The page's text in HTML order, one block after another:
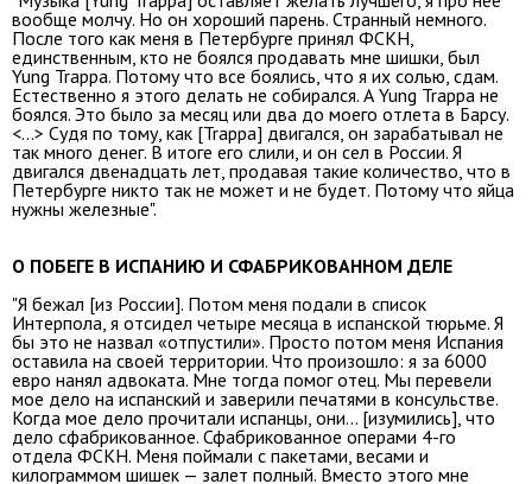
вообще молчу. Но он хороший парень. Странный немного.
После того как меня в Петербурге принял ФСКН,
единственным, кто не боялся продавать мне шишки, был
Yung Trappa. Потому что все боялись, что я их солью, сдам.
Естественно я этого делать не собирался. А Yung Trappa не
боялся. Это было за месяц или два до моего отлета в Барсу.
<...> Судя по тому, как [Trappa] двигался, он зарабатывал не
так много денег. В итоге его слили, и он сел в России. Я
двигался двенадцать лет, продавая такие количество, что в
Петербурге никто так не может и не будет. Потому что яйца
нужны железные".
О ПОБЕГЕ В ИСПАНИЮ И СФАБРИКОВАННОМ ДЕЛЕ
"Я бежал [из России]. Потом меня подали в список
Интерпола, я отсидел четыре месяца в испанской тюрьме. Я
бы это не назвал «отпустили». Просто потом меня Испания
оставила на своей территории. Что произошло: я за 6000
евро нанял адвоката. Мне тогда помог отец. Мы перевели
мое дело на испанский и заверили печатями в консульстве.
Когда мое дело прочитали испанцы, они… [изумились], что
дело сфабрикованное. Сфабрикованное операми 4-го
отдела ФСКН. Меня поймали с пакетами, весами и
килограммом шишек — залет полный. Вместо этого мне